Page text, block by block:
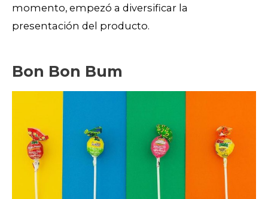
momento, empezó a diversificar la
presentación del producto.
Bon Bon Bum